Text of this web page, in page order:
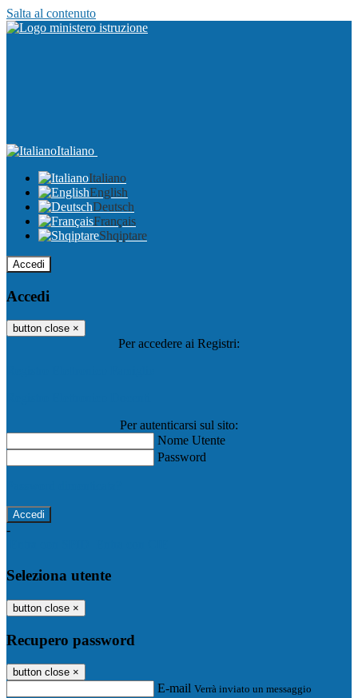
Salta al contenuto
Italiano
Italiano
English
Deutsch
Français
Shqiptare
Accedi
Accedi
button close ×
Per accedere ai Registri:
Per autenticarsi sul sito:
Nome Utente
Password
-
Seleziona utente
button close ×
Recupero password
button close ×
E-mail Verrà inviato un messaggio